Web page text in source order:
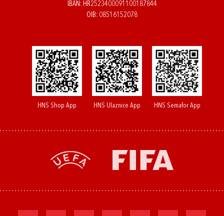
IBAN: HR2523400091100187844
OIB: 08516152078
HNS Shop App HNS Ulaznice App HNS Semafor App